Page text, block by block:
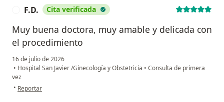
F.D. Cita verificada
Muy buena doctora, muy amable y delicada con
el procedimiento
16 de julio de 2026
• Hospital San Javier /Ginecología y Obstetricia • Consulta de primera
vez
• en opinión del usuario F.D.
Reportar